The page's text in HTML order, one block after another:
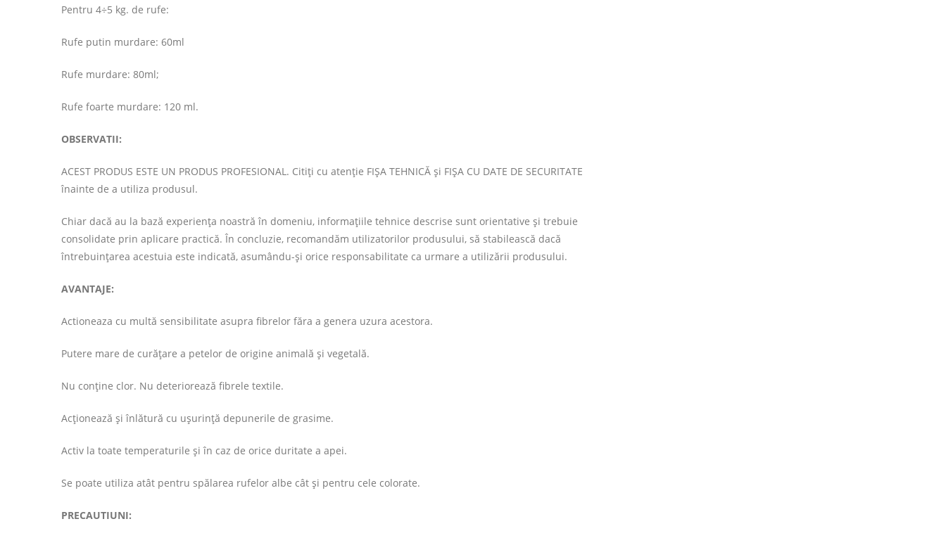
Pentru 4÷5 kg. de rufe:
Rufe putin murdare: 60ml
Rufe murdare: 80ml;
Rufe foarte murdare: 120 ml.
OBSERVATII:
ACEST PRODUS ESTE UN PRODUS PROFESIONAL. Citiți cu atenţie FIȘA TEHNICĂ şi FIȘA CU DATE DE SECURITATE
înainte de a utiliza produsul.
Chiar dacă au la bază experiența noastră în domeniu, informațiile tehnice descrise sunt orientative şi trebuie
consolidate prin aplicare practică. În concluzie, recomandăm utilizatorilor produsului, să stabilească dacă
întrebuințarea acestuia este indicată, asumându-și orice responsabilitate ca urmare a utilizării produsului.
AVANTAJE:
Actioneaza cu multă sensibilitate asupra fibrelor făra a genera uzura acestora.
Putere mare de curățare a petelor de origine animală și vegetală.
Nu conține clor. Nu deteriorează fibrele textile.
Acționează și înlătură cu ușurință depunerile de grasime.
Activ la toate temperaturile şi în caz de orice duritate a apei.
Se poate utiliza atât pentru spălarea rufelor albe cât și pentru cele colorate.
PRECAUTIUNI: